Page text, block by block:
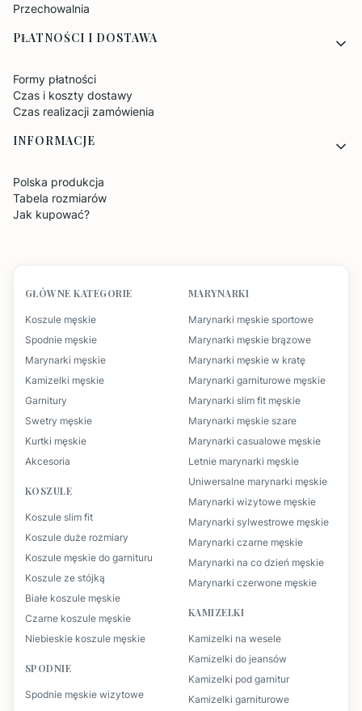
Przechowalnia
PŁATNOŚCI I DOSTAWA
Formy płatności
Czas i koszty dostawy
Czas realizacji zamówienia
INFORMACJE
Polska produkcja
Tabela rozmiarów
Jak kupować?
GŁÓWNE KATEGORIE
Koszule męskie
Spodnie męskie
Marynarki męskie
Kamizelki męskie
Garnitury
Swetry męskie
Kurtki męskie
Akcesoria
KOSZULE
Koszule slim fit
Koszule duże rozmiary
Koszule męskie do garnituru
Koszule ze stójką
Białe koszule męskie
Czarne koszule męskie
Niebieskie koszule męskie
SPODNIE
Spodnie męskie wizytowe
MARYNARKI
Marynarki męskie sportowe
Marynarki męskie brązowe
Marynarki męskie w kratę
Marynarki garniturowe męskie
Marynarki slim fit męskie
Marynarki męskie szare
Marynarki casualowe męskie
Letnie marynarki męskie
Uniwersalne marynarki męskie
Marynarki wizytowe męskie
Marynarki sylwestrowe męskie
Marynarki czarne męskie
Marynarki na co dzień męskie
Marynarki czerwone męskie
KAMIZELKI
Kamizelki na wesele
Kamizelki do jeansów
Kamizelki pod garnitur
Kamizelki garniturowe